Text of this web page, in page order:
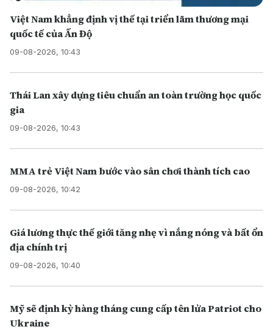
Việt Nam khẳng định vị thế tại triển lãm thương mại
quốc tế của Ấn Độ
09-08-2026, 10:43
Thái Lan xây dựng tiêu chuẩn an toàn trường học quốc
gia
09-08-2026, 10:43
MMA trẻ Việt Nam bước vào sân chơi thành tích cao
09-08-2026, 10:42
Giá lương thực thế giới tăng nhẹ vì nắng nóng và bất ổn
địa chính trị
09-08-2026, 10:40
Mỹ sẽ định kỳ hàng tháng cung cấp tên lửa Patriot cho
Ukraine